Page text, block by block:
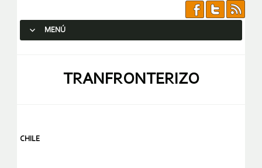
MENÚ
TRANFRONTERIZO
CHILE